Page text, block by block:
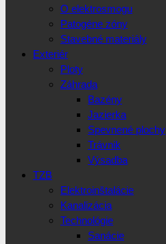
O elektrosmogu
Patogéne zóny
Stavebné materiály
Exteriér
Ploty
Záhrada
Bazény
Jazierka
Spevnené plochy
Trávnik
Výsadba
TZB
Elektroinštalácie
Kanalizácia
Technológie
Sanácie